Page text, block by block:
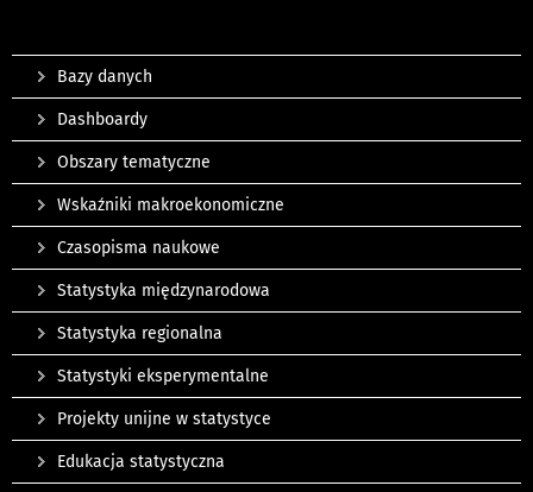
Bazy danych
Dashboardy
Obszary tematyczne
Wskaźniki makroekonomiczne
Czasopisma naukowe
Statystyka międzynarodowa
Statystyka regionalna
Statystyki eksperymentalne
Projekty unijne w statystyce
Edukacja statystyczna